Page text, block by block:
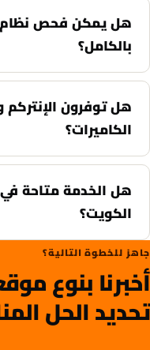
هل يمكن فحص نظام
بالكامل؟
هل توفرون الإنتركم
الكاميرات؟
هل الخدمة متاحة
الكويت؟
جاهز للخطوة التالية؟
أخبرنا بنوع
تحديد الحل